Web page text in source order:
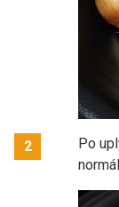
2
Po